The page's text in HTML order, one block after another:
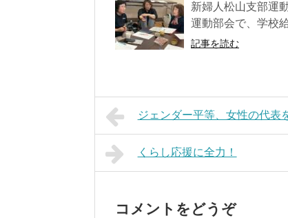
新婦人松山支部運
運動部会で、学校
記事を読む
ジェンダー平等、女性の代表
くらし応援に全力！
コメントをどうぞ